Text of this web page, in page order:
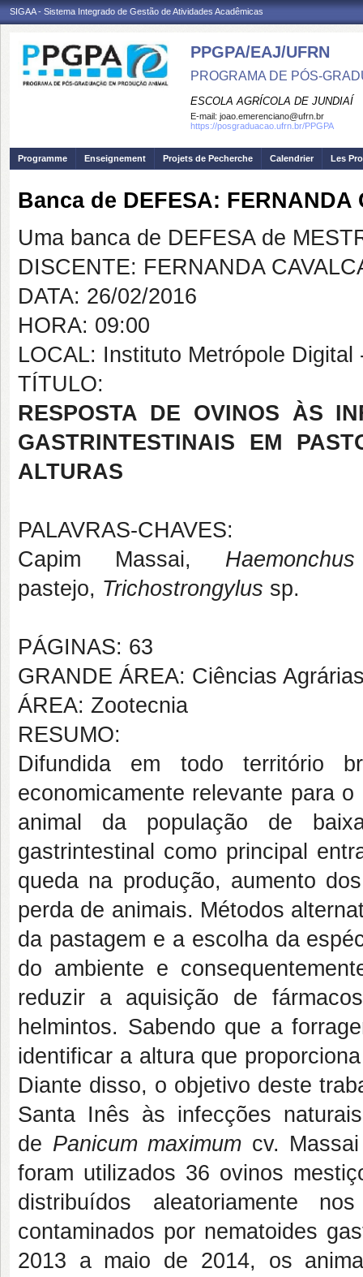
SIGAA - Sistema Integrado de Gestão de Atividades Acadêmicas
PPGPA/EAJ/UFRN
PROGRAMA DE PÓS-
ESCOLA AGRÍCOLA DE JUNDIAÍ
E-mail: joao.emerenciano@ufrn.br
https://posgraduacao.ufrn.br/PPGPA
Programme Enseignement Projets de Pecherche Calendrier Les
Banca de DEFESA: FERNANDA
Uma banca de DEFESA de
DISCENTE: FERNANDA
DATA: 26/02/2016
HORA: 09:00
LOCAL: Instituto Metrópole
TÍTULO:
RESPOSTA DE OVINOS ÀS
GASTRINTESTINAIS EM
ALTURAS
PALAVRAS-CHAVES:
Capim Massai,
pastejo, Trichostrongylus sp.
PÁGINAS: 63
GRANDE ÁREA: Ciências
ÁREA: Zootecnia
RESUMO:
Difundida em todo território
economicamente relevante para
animal da população de
gastrintestinal como principal
queda na produção, aumento
perda de animais. Métodos
da pastagem e a escolha da
do ambiente e
reduzir a aquisição de
helmintos. Sabendo que a
identificar a altura que
Diante disso, o objetivo deste
Santa Inês às infecções
de Panicum maximum cv.
foram utilizados 36 ovinos
distribuídos aleatoriamente
contaminados por nematoides
2013 a maio de 2014, os